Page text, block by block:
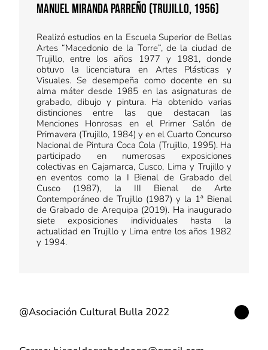
Manuel MIRANDA PARREÑO (Trujillo, 1956)
Realizó estudios en la Escuela Superior de Bellas
Artes “Macedonio de la Torre”, de la ciudad de
Trujillo, entre los años 1977 y 1981, donde
obtuvo la licenciatura en Artes Plásticas y
Visuales. Se desempeña como docente en su
alma máter desde 1985 en las asignaturas de
grabado, dibujo y pintura. Ha obtenido varias
distinciones entre las que destacan las
Menciones Honrosas en el Primer Salón de
Primavera (Trujillo, 1984) y en el Cuarto Concurso
Nacional de Pintura Coca Cola (Trujillo, 1995). Ha
participado en numerosas exposiciones
colectivas en Cajamarca, Cusco, Lima y Trujillo y
en eventos como la I Bienal de Grabado del
Cusco (1987), la III Bienal de Arte
Contemporáneo de Trujillo (1987) y la 1ª Bienal
de Grabado de Arequipa (2019). Ha inaugurado
siete exposiciones individuales hasta la
actualidad en Trujillo y Lima entre los años 1982
y 1994.
@Asociación Cultural Bulla 2022